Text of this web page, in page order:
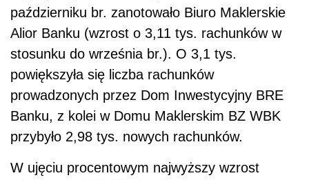
październiku br. zanotowało Biuro Maklerskie
Alior Banku (wzrost o 3,11 tys. rachunków w
stosunku do września br.). O 3,1 tys.
powiększyła się liczba rachunków
prowadzonych przez Dom Inwestycyjny BRE
Banku, z kolei w Domu Maklerskim BZ WBK
przybyło 2,98 tys. nowych rachunków.
W ujęciu procentowym najwyższy wzrost